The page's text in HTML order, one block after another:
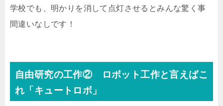
学校でも、明かりを消して点灯させるとみんな驚く事
間違いなしです！
自由研究の工作② ロボット工作と言えばこ
れ「キュートロボ」